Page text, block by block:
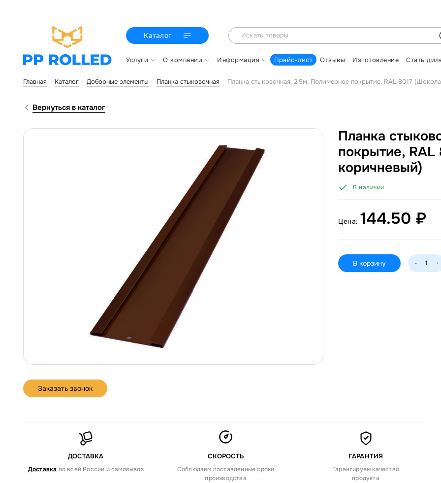
Каталог
Услуги О компании Информация Прайс-лист Отзывы Изготовление Стать
Главная Каталог Доборные элементы Планка стыковочная Планка стыковочная, 2.5м, Полимерное покрытие, RAL 8017
Вернуться в каталог
Заказать звонок
Планка
покрытие,
коричневый)
В наличии
Цена: 144.50 ₽
В корзину - +
ДОСТАВКА
Доставка по всей России и самовывоз
СКОРОСТЬ
Соблюдаем поставленные сроки
производства
ГАРАНТИЯ
Гарантируем качество
продукта